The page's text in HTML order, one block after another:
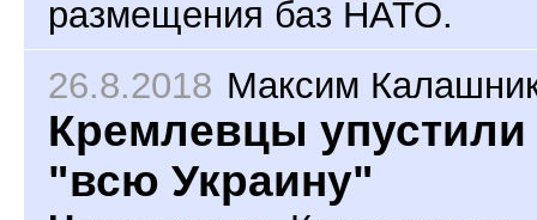
размещения баз НАТО.
26.8.2018 Максим
Кремлевцы упустили
"всю Украину"